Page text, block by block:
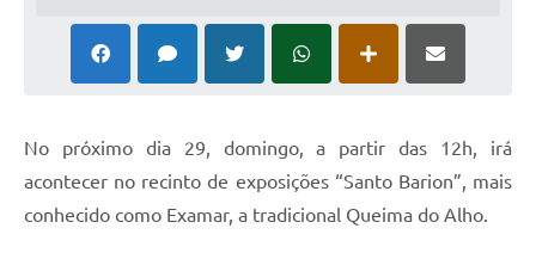
No próximo dia 29, domingo, a partir das 12h, irá
acontecer no recinto de exposições “Santo Barion”, mais
conhecido como Examar, a tradicional Queima do Alho.